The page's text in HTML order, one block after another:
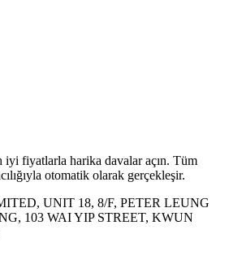
iyi fiyatlarla harika davalar açın. Tüm
otomatik olarak gerçekleşir.
UNIT 18, 8/F, PETER LEUNG
103 WAI YIP STREET, KWUN